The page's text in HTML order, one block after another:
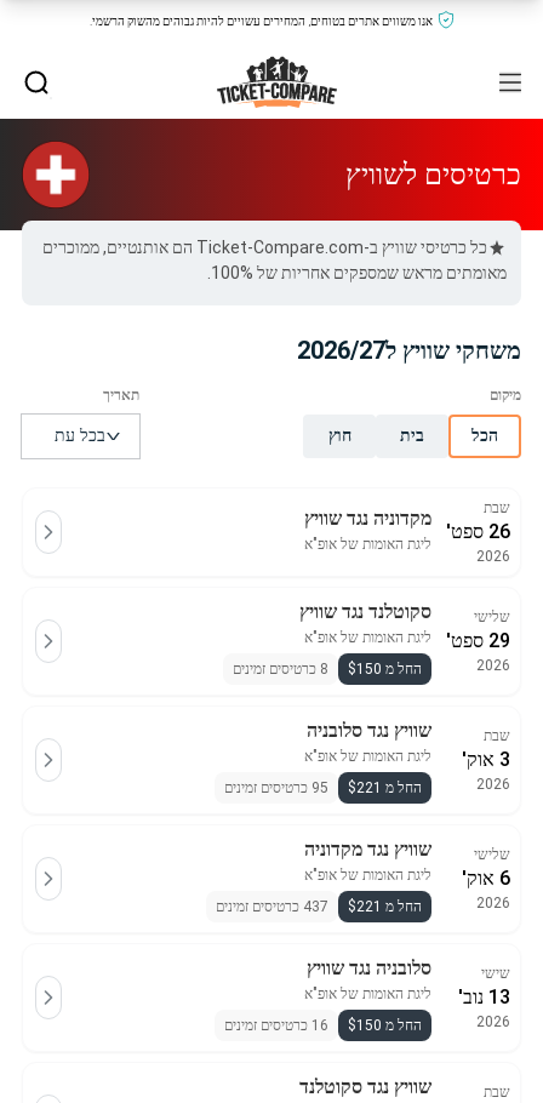
אנו משווים אתרים בטוחים, המחירים עשויים להיות גבוהים מהשוק הרשמי.
כרטיסים לשוויץ
כל כרטיסי שוויץ ב-Ticket-Compare.com הם אותנטיים, ממוכרים
מאומתים מראש שמספקים אחריות של 100%.
משחקי שוויץ ל2026/27
הכל בית חוץ
שבת
26 ספט'
2026
מקדוניה נגד שוויץ
ליגת האומות של אופ"א
שלישי
29 ספט'
2026
סקוטלנד נגד שוויץ
ליגת האומות של אופ"א
החל מ $150
8 כרטיסים זמינים
שבת
3 אוק'
2026
שוויץ נגד סלובניה
ליגת האומות של אופ"א
החל מ $221
95 כרטיסים זמינים
שלישי
6 אוק'
2026
שוויץ נגד מקדוניה
ליגת האומות של אופ"א
החל מ $221
437 כרטיסים זמינים
שישי
13 נוב'
2026
סלובניה נגד שוויץ
ליגת האומות של אופ"א
החל מ $150
16 כרטיסים זמינים
שבת שוויץ נגד סקוטלנד